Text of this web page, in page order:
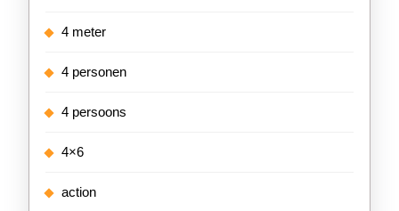
4 meter
4 personen
4 persoons
4×6
action